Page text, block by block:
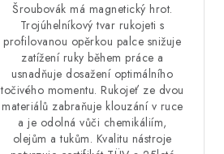
Šroubovák má magnetický hrot.
Trojúhelníkový tvar rukojeti s
profilovanou opěrkou palce snižuje
zatížení ruky během práce a
usnadňuje dosažení optimálního
točivého momentu. Rukojeť ze dvou
materiálů zabraňuje klouzání v ruce
a je odolná vůči chemikáliím,
olejům a tukům. Kvalitu nástroje